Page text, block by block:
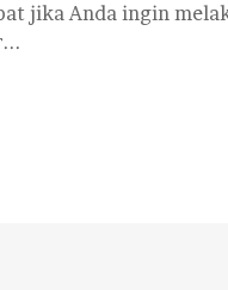
jika Anda ingin